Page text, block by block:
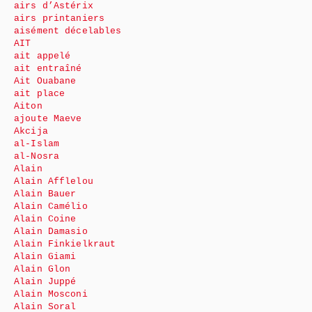
airs d’Astérix
airs printaniers
aisément décelables
AIT
ait appelé
ait entraîné
Ait Ouabane
ait place
Aiton
ajoute Maeve
Akcija
al-Islam
al-Nosra
Alain
Alain Afflelou
Alain Bauer
Alain Camélio
Alain Coine
Alain Damasio
Alain Finkielkraut
Alain Giami
Alain Glon
Alain Juppé
Alain Mosconi
Alain Soral